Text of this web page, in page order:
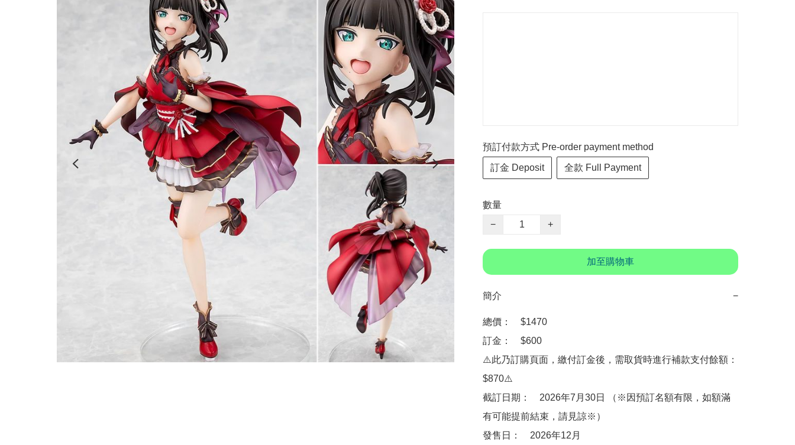
預訂付款方式 Pre-order payment method
訂金 Deposit 全款 Full Payment
數量
−
+
加至購物車
簡介 −
總價：　$1470
訂金：　$600
⚠️此乃訂購頁面，繳付訂金後，需取貨時進行補款支付餘額：
$870⚠️
截訂日期：　2026年7月30日 （※因預訂名額有限，如額滿
有可能提前結束，請見諒※）
發售日：　2026年12月